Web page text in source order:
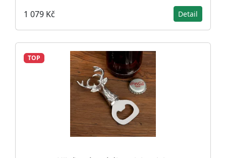
1 079 Kč Detail
TOP